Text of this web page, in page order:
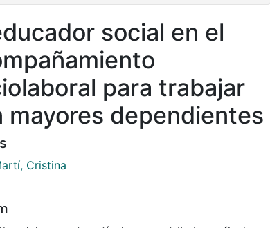
social en el
para trabajar
mayores dependientes
Cristina